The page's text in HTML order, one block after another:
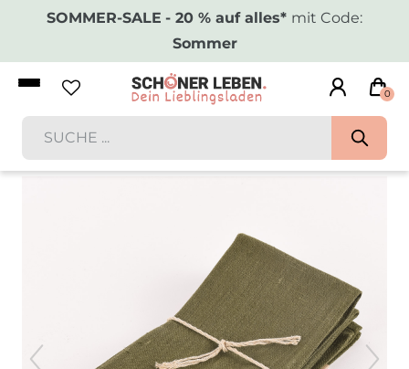
SOMMER-SALE - 20 % auf alles* mit Code:
Sommer
0